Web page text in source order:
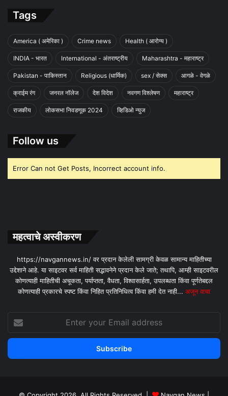
Tags
America ( अमेरिका ) Crime news Health ( आरोग्य )
INDIA - भारत International - अंतराष्ट्रीय Maharashtra - महाराष्ट्र
Pakistan - पाकिस्तान Religious (धार्मिक) sex / सेक्स आगळे - वेगळे
क्राईम रंग जनरल नॉलेज देश विदेश नवगण विश्लेषण महाराष्ट्र
राजकीय लोकसभा निवडणूक 2024 व्हिडिओ न्युज
Follow us
Error Can not Get Posts, Incorrect account info.
महत्वाचे अस्वीकरण
https://navgannews.in/ वर प्रदान केलेली सामग्री केवळ सामान्य माहितीच्या
उद्देशाने आहे. या साइटवर सर्व माहिती सद्भावनेने प्रदान केले जाते; तथापि, आम्ही साइटवरील
कोणत्याही माहितीची अचूकता, पर्याप्तता, वैधता, विश्वासार्हता, उपलब्धता किंवा पूर्णतेबद्दल
कोणत्याही प्रकारचे स्पष्ट किंवा निहित प्रतिनिधित्व किंवा हमी देत ​​नाही... अजून वाचा
your
Email